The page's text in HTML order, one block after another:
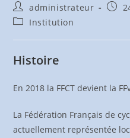
Auteur/autrice
de
la
publication :
administrateur
PostInstitution
Histoire
En 2018 la FFCT devient la
La Fédération Français de
actuellement représentée